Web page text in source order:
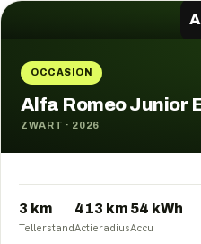
OCCASION
Alfa Romeo Junior
ZWART · 2026
3 km
Tellerstand
413 km
Actieradius
54 kWh
Accu